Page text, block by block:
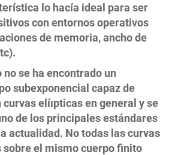
lo hacía ideal para ser
con entornos operativos
de memoria, ancho de
se ha encontrado un
subexponencial capaz de
elíıpticas en general y se
de los principales estándares
actualidad. No todas las curvas
el mismo cuerpo finito